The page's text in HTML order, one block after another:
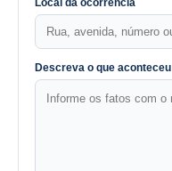
Descreva o que aconteceu